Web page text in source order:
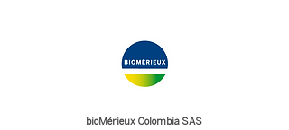
bioMérieux Colombia SAS